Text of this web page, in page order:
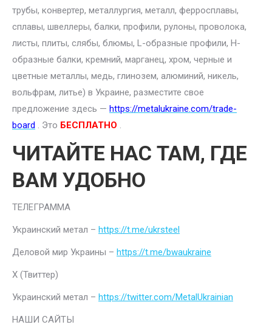
трубы, конвертер, металлургия, металл, ферросплавы,
сплавы, швеллеры, балки, профили, рулоны, проволока,
листы, плиты, слябы, блюмы, L-образные профили, H-
образные балки, кремний, марганец, хром, черные и
цветные металлы, медь, глинозем, алюминий, никель,
вольфрам, литье) в Украине, разместите свое
предложение здесь — https://metalukraine.com/trade-
board . Это БЕСПЛАТНО .
ЧИТАЙТЕ НАС ТАМ, ГДЕ
ВАМ УДОБНО
ТЕЛЕГРАММА
Украинский метал – https://t.me/ukrsteel
Деловой мир Украины – https://t.me/bwaukraine
Х (Твиттер)
Украинский метал – https://twitter.com/MetalUkrainian
НАШИ САЙТЫ